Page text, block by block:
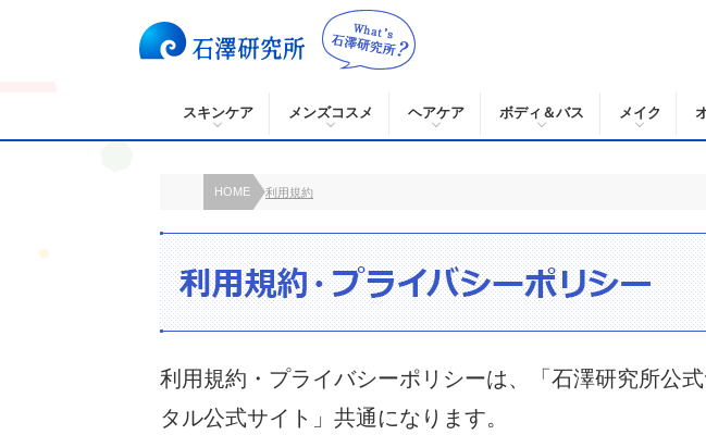
スキンケア メンズコスメ ヘアケア ボディ＆バス メイク
HOME 利用規約
利用規約・プライバシーポリシーは、「石澤研究所公
タル公式サイト」共通になります。